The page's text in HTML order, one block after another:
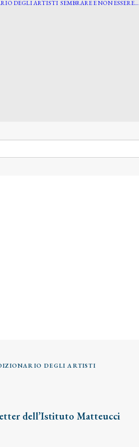
DEGLI ARTISTI SEMBRARE E NON ESSERE…
DEGLI ARTISTI
dell’Istituto Matteucci